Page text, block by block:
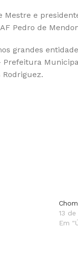
e
Pedro de
grandes
Prefeitura
13
Em